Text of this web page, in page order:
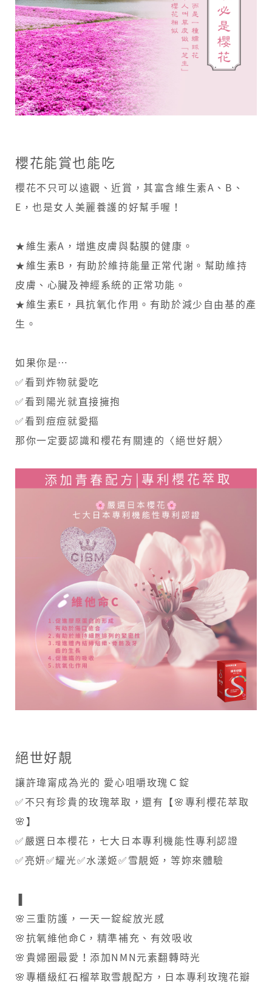
櫻花能賞也能吃
櫻花不只可以遠觀、近賞，其富含維生素A、B、
E，也是女人美麗養護的好幫手喔！
★維生素A，增進皮膚與黏膜的健康。
★維生素B，有助於維持能量正常代謝。幫助維持
皮膚、心臟及神經系統的正常功能。
★維生素E，具抗氧化作用。有助於減少自由基的產
生。
如果你是…
✅看到炸物就愛吃
✅看到陽光就直接擁抱
✅看到痘痘就愛摳
​那你一定要認識和櫻花有關連的〈絕世好靚〉
絕世好靚
讓許瑋甯成為光的 愛心咀嚼玫瑰Ｃ錠
✅不只有珍貴的玫瑰萃取，還有【🌸專利櫻花萃取
🌸】
✅嚴選日本櫻花，七大日本專利機能性專利認證
✅亮妍✅耀光✅水漾姬✅雪靚姬，等妳來體驗
▐
🌸三重防護，一天一錠綻放光感
🌸抗氧維他命C，精準補充、有效吸收
🌸貴婦圈最愛！添加NMN元素翻轉時光
🌸專櫃級紅石榴萃取雪靚配方，日本專利玫瑰花瓣